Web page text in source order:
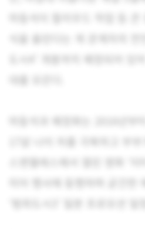
마동석이 할리우드 작업 등 큰
식을 올린다는 게 관계자의 전
도시4’ 개봉까지 예정되어 있
대를 모은다.
마동석과 예정화는 2016년부
17살 나이 차를 극복하고 부
스앤젤레스에서 열린 영화 ‘
미어 행사에 동행하며 굳건한